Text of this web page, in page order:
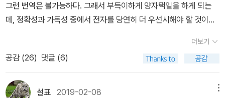
그런 번역은 불가능하다. 그래서 부득이하게 양자택일을 하게 되는
데, 정확성과 가독성 중에서 전자를 당연히 더 우선시해야 할 것이다.
미가 있을 것이기 때문이다.그래서 고전 번역서를 고를 때 문장이 '너
무' 깔끔한 번역은 가급적 피하는 편이다. 문장이 깔끔하다는 것은 한
국인에게 읽기 편하다는 것인데, 그말인즉슨 원전의 고유성이 훼손되
고 지나치게 한국 독자 친화적으로 쓰였을 가능성이 크기 때문이다.
더보기
공감 (26) 댓글 (6)
설표 2019-02-08